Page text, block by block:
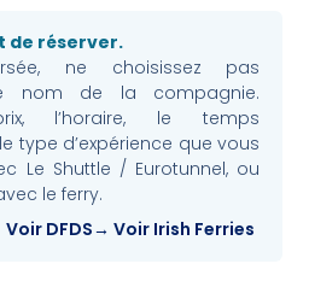
de réserver.
ne choisissez pas
nom de la compagnie.
l’horaire, le temps
type d’expérience que vous
Le Shuttle / Eurotunnel, ou
le ferry.
Voir DFDS Voir Irish Ferries